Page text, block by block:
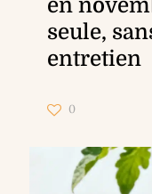
en
seule,
entretien
0